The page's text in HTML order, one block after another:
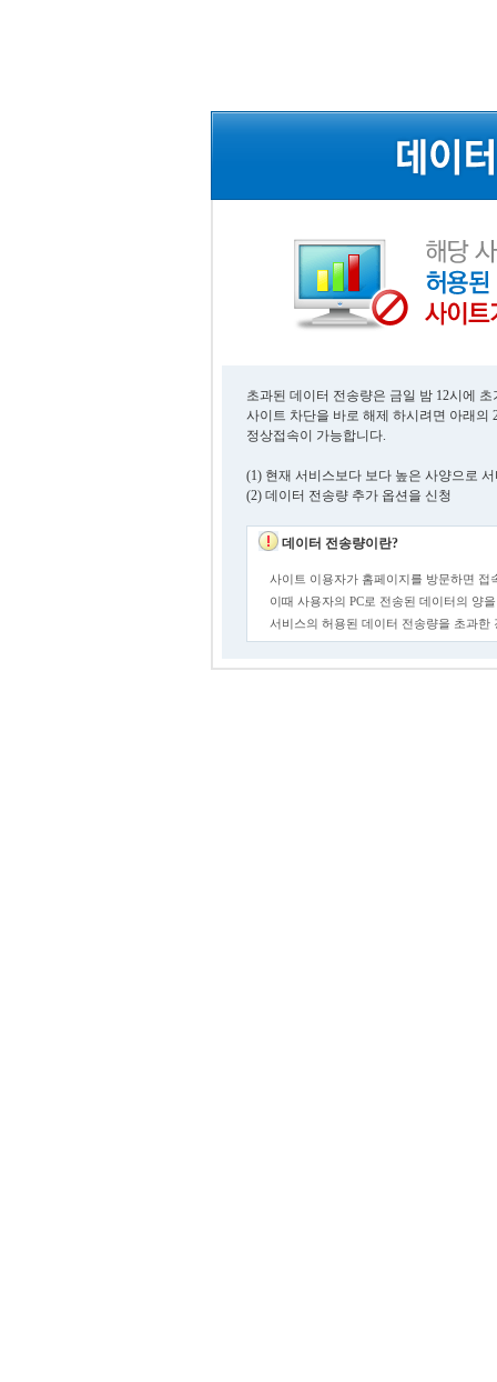
초과된 데이터 전송량은 금일 밤 12시에
사이트 차단을 바로 해제 하시려면 아래의
정상접속이 가능합니다.
(1) 현재 서비스보다 보다 높은 사양으로
(2) 데이터 전송량 추가 옵션을 신청
데이터 전송량이란?
사이트 이용자가 홈페이지를 방문하면 접
이때 사용자의 PC로 전송된 데이터의 양
서비스의 허용된 데이터 전송량을 초과